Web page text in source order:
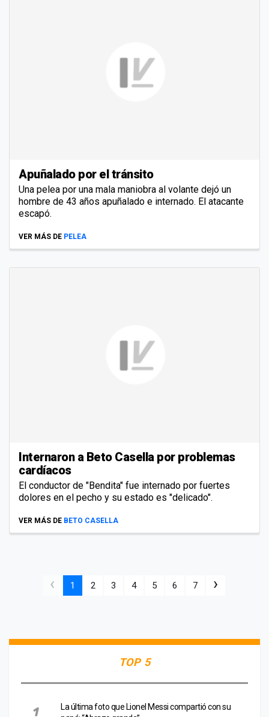
Apuñalado por el tránsito
Una pelea por una mala maniobra al volante dejó un
hombre de 43 años apuñalado e internado. El atacante
escapó.
VER MÁS DE PELEA
Internaron a Beto Casella por problemas
cardíacos
El conductor de "Bendita" fue internado por fuertes
dolores en el pecho y su estado es "delicado".
VER MÁS DE BETO CASELLA
‹ 1 2 3 4 5 6 7 ›
TOP 5
La última foto que Lionel Messi compartió con su